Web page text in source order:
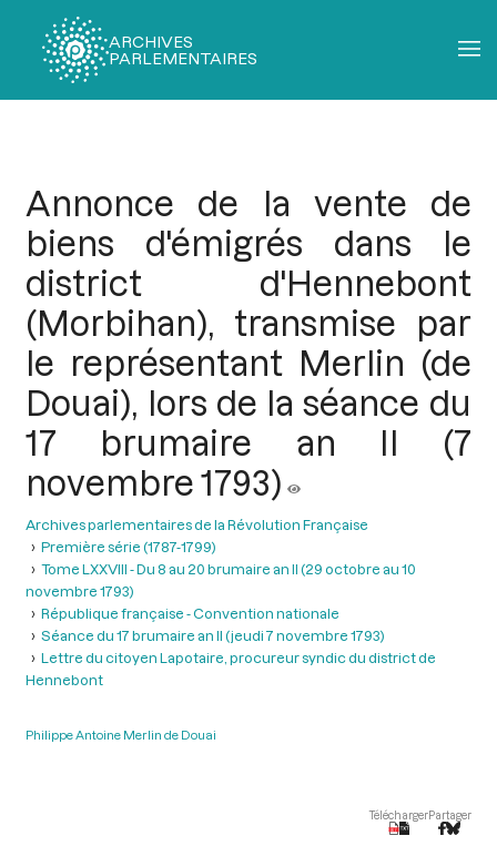
ARCHIVES
PARLEMENTAIRES
Annonce de la vente de
biens d'émigrés dans le
district d'Hennebont
(Morbihan), transmise par
le représentant Merlin (de
Douai), lors de la séance du
17 brumaire an II (7
novembre 1793)
Archives parlementaires de la Révolution Française
Première série (1787-1799)
Tome LXXVIII - Du 8 au 20 brumaire an II (29 octobre au 10
novembre 1793)
République française - Convention nationale
Séance du 17 brumaire an II (jeudi 7 novembre 1793)
Lettre du citoyen Lapotaire, procureur syndic du district de
Hennebont
Philippe Antoine Merlin de Douai
TéléchargerPartager